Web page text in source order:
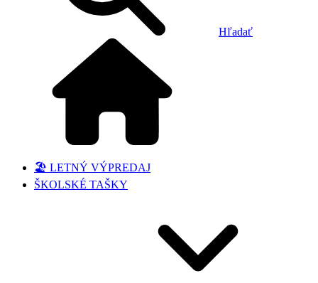
Hľadať
🏖️ LETNÝ VÝPREDAJ
ŠKOLSKÉ TAŠKY